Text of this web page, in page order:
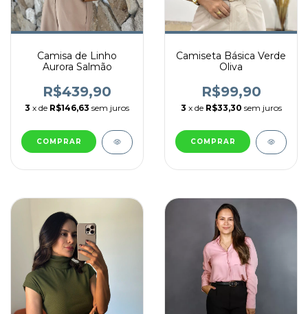
Camisa de Linho
Aurora Salmão
R$439,90
3 x de R$146,63 sem juros
COMPRAR
Camiseta Básica Verde
Oliva
R$99,90
3 x de R$33,30 sem juros
COMPRAR